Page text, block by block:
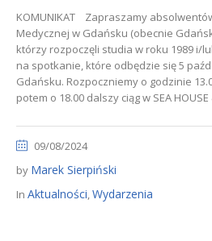
KOMUNIKAT Zapraszamy
Medycznej w Gdańsku (obecnie
którzy rozpoczęli studia w roku 1989 i/
na spotkanie, które odbędzie się 5
Gdańsku. Rozpoczniemy o godzinie
potem o 18.00 dalszy ciąg w SEA
09/08/2024
by Marek Sierpiński
In Aktualności,Wydarzenia